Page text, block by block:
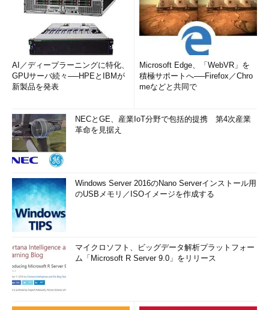
AI／ディープラーニングに特化、
GPUサーバ続々──HPEとIBMが
新製品を発表
Microsoft Edge、「WebVR」を
積極サポートへ──Firefox／Chro
meなどと共同で
NECとGE、産業IoT分野で包括的提携 第4次産業
革命を見据え
Windows Server 2016のNano Serverインストール用
のUSBメモリ／ISOイメージを作成する
マイクロソフト、ビッグデータ解析プラットフォー
ム「Microsoft R Server 9.0」をリリース